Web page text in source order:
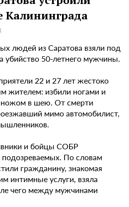
Калининграда
людей из Саратова взяли под
убийство 50-летнего мужчины.
22 и 27 лет жестоко
жителем: избили ногами и
ножом в шею. От смерти
мимо автомобилист,
и бойцы СОБР
По словам
гражданину, знакомая
интимные услуги, взяла
чего между мужчинами